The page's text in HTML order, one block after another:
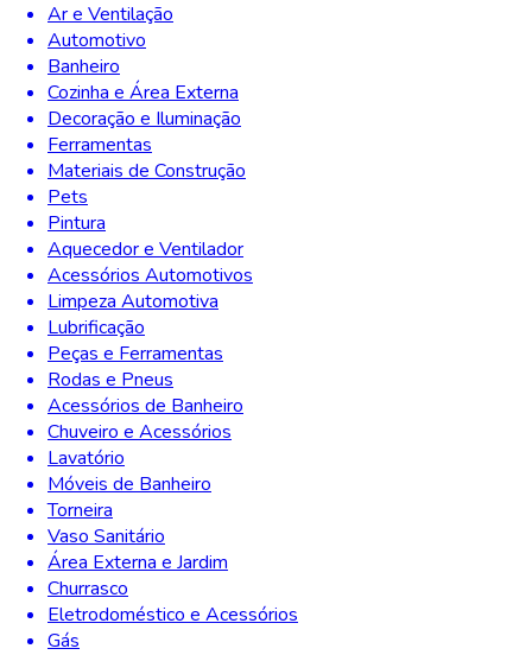
Ar e Ventilação
Automotivo
Banheiro
Cozinha e Área Externa
Decoração e Iluminação
Ferramentas
Materiais de Construção
Pets
Pintura
Aquecedor e Ventilador
Acessórios Automotivos
Limpeza Automotiva
Lubrificação
Peças e Ferramentas
Rodas e Pneus
Acessórios de Banheiro
Chuveiro e Acessórios
Lavatório
Móveis de Banheiro
Torneira
Vaso Sanitário
Área Externa e Jardim
Churrasco
Eletrodoméstico e Acessórios
Gás